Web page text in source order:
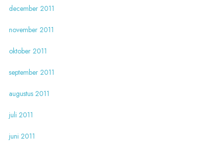
december 2011
november 2011
oktober 2011
september 2011
augustus 2011
juli 2011
juni 2011